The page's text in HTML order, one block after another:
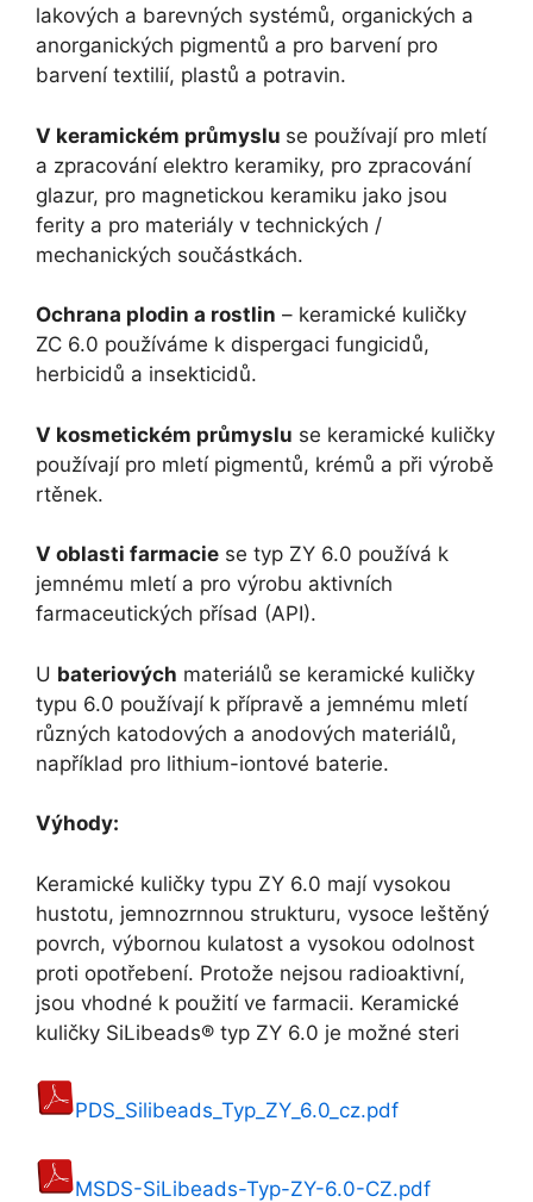
lakových a barevných systémů, organických a
anorganických pigmentů a pro barvení pro
barvení textilií, plastů a potravin.
V keramickém průmyslu se používají pro mletí
a zpracování elektro keramiky, pro zpracování
glazur, pro magnetickou keramiku jako jsou
ferity a pro materiály v technických /
mechanických součástkách.
Ochrana plodin a rostlin – keramické kuličky
ZC 6.0 používáme k dispergaci fungicidů,
herbicidů a insekticidů.
V kosmetickém průmyslu se keramické kuličky
používají pro mletí pigmentů, krémů a při výrobě
rtěnek.
V oblasti farmacie se typ ZY 6.0 používá k
jemnému mletí a pro výrobu aktivních
farmaceutických přísad (API).
U bateriových materiálů se keramické kuličky
typu 6.0 používají k přípravě a jemnému mletí
různých katodových a anodových materiálů,
například pro lithium-iontové baterie.
Výhody:
Keramické kuličky typu ZY 6.0 mají vysokou
hustotu, jemnozrnnou strukturu, vysoce leštěný
povrch, výbornou kulatost a vysokou odolnost
proti opotřebení. Protože nejsou radioaktivní,
jsou vhodné k použití ve farmacii. Keramické
kuličky SiLibeads® typ ZY 6.0 je možné steri
PDS_Silibeads_Typ_ZY_6.0_cz.pdf
MSDS-SiLibeads-Typ-ZY-6.0-CZ.pdf